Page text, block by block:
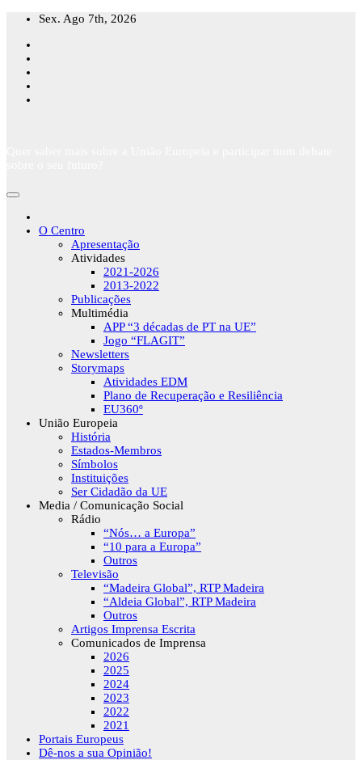
Skip
content
Sex. Ago 7th, 2026
O Centro
Apresentação
Atividades
2021-2026
2013-2022
Publicações
Multimédia
APP “3 décadas de PT na UE”
Jogo “FLAGIT”
Newsletters
Storymaps
Atividades EDM
Plano de Recuperação e Resiliência
EU360º
União Europeia
História
Estados-Membros
Símbolos
Instituições
Ser Cidadão da UE
Media / Comunicação Social
Rádio
“Nós… a Europa”
“10 para a Europa”
Outros
Televisão
“Madeira Global”, RTP Madeira
“Aldeia Global”, RTP Madeira
Outros
Artigos Imprensa Escrita
Comunicados de Imprensa
2026
2025
2024
2023
2022
2021
Portais Europeus
Dê-nos a sua Opinião!